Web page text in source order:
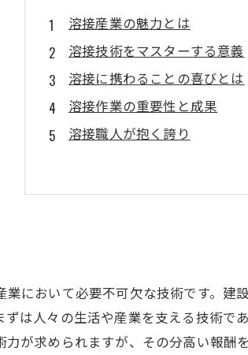
溶接産業の魅力とは
溶接技術をマスターする意義
溶接に携わることの喜びとは
溶接作業の重要性と成果
溶接職人が抱く誇り
において必要不可欠な技術です。
は人々の生活や産業を支える技術
が求められますが、その分高い報